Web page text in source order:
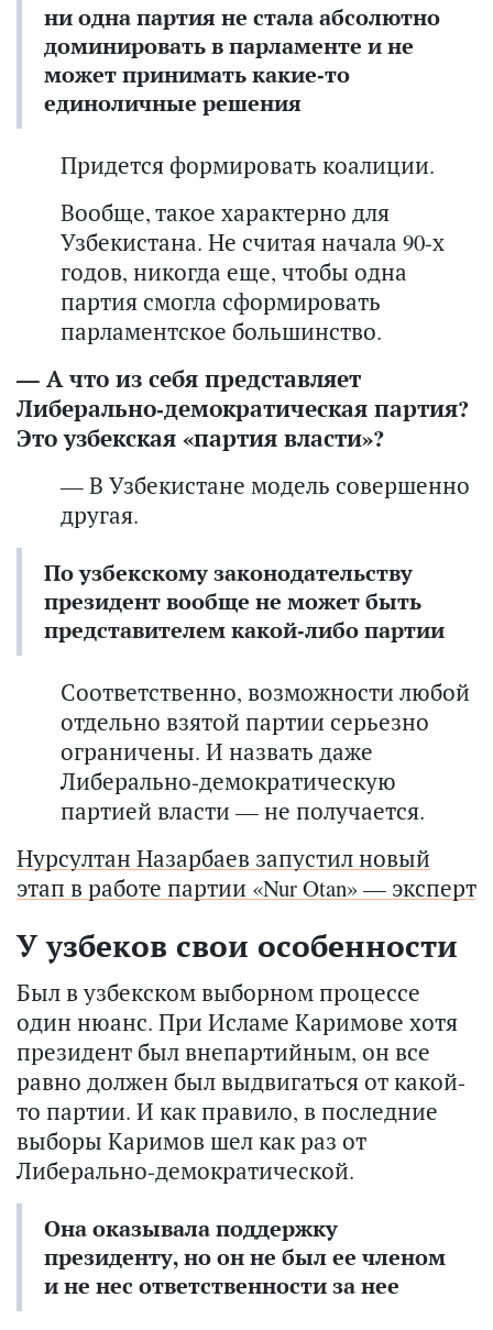
ни одна партия не стала абсолютно
доминировать в парламенте и не
может принимать какие-то
единоличные решения
Придется формировать коалиции.
Вообще, такое характерно для
Узбекистана. Не считая начала 90-х
годов, никогда еще, чтобы одна
партия смогла сформировать
парламентское большинство.
— А что из себя представляет
Либерально-демократическая партия?
Это узбекская «партия власти»?
— В Узбекистане модель совершенно
другая.
По узбекскому законодательству
президент вообще не может быть
представителем какой-либо партии
Соответственно, возможности любой
отдельно взятой партии серьезно
ограничены. И назвать даже
Либерально-демократическую
партией власти — не получается.
Нурсултан Назарбаев запустил новый
этап в работе партии «Nur Otan» — эксперт
У узбеков свои особенности
Был в узбекском выборном процессе
один нюанс. При Исламе Каримове хотя
президент был внепартийным, он все
равно должен был выдвигаться от какой-
то партии. И как правило, в последние
выборы Каримов шел как раз от
Либерально-демократической.
Она оказывала поддержку
президенту, но он не был ее членом
и не нес ответственности за нее